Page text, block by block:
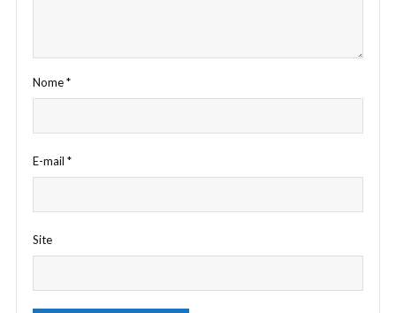
Nome*
E-mail *
Site